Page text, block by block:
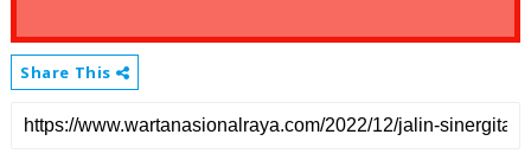
Share This